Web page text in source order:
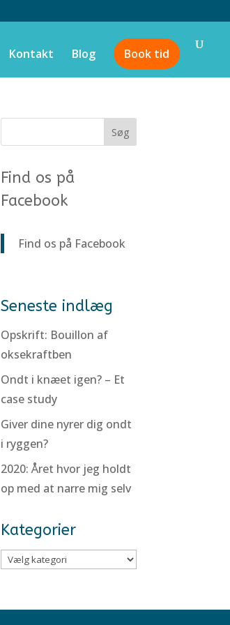
Kontakt Blog Book tid
Find os på
Facebook
Find os på Facebook
Seneste indlæg
Opskrift: Bouillon af
oksekraftben
Ondt i knæet igen? – Et
case study
Giver dine nyrer dig ondt
i ryggen?
2020: Året hvor jeg holdt
op med at narre mig selv
Kategorier
Kategorier